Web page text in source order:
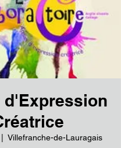
d'Expression
Villefranche-de-Lauragais